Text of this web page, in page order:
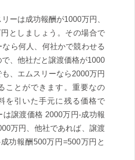
ーは成功報酬が1000万円、
としましょう。その場合で
なら何人、何社かで競わせる
で、他社だと譲渡価格が1000
、エムスリーなら2000万円
ことができます。重要なの
を引いた手元に残る価格で
は譲渡価格 2000万円-成功報
万円、他社であれば、譲渡
功報酬500万円=500万円と